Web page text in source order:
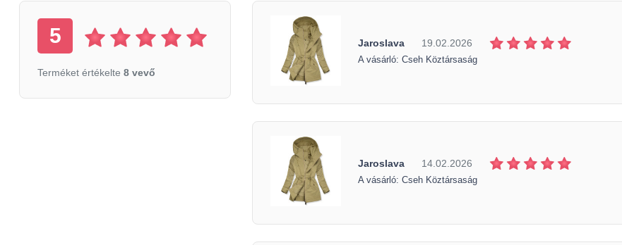
5
Terméket értékelte 8 vevő
Jaroslava 19.02.2026
A vásárló: Cseh Köztársaság
Jaroslava 14.02.2026
A vásárló: Cseh Köztársaság